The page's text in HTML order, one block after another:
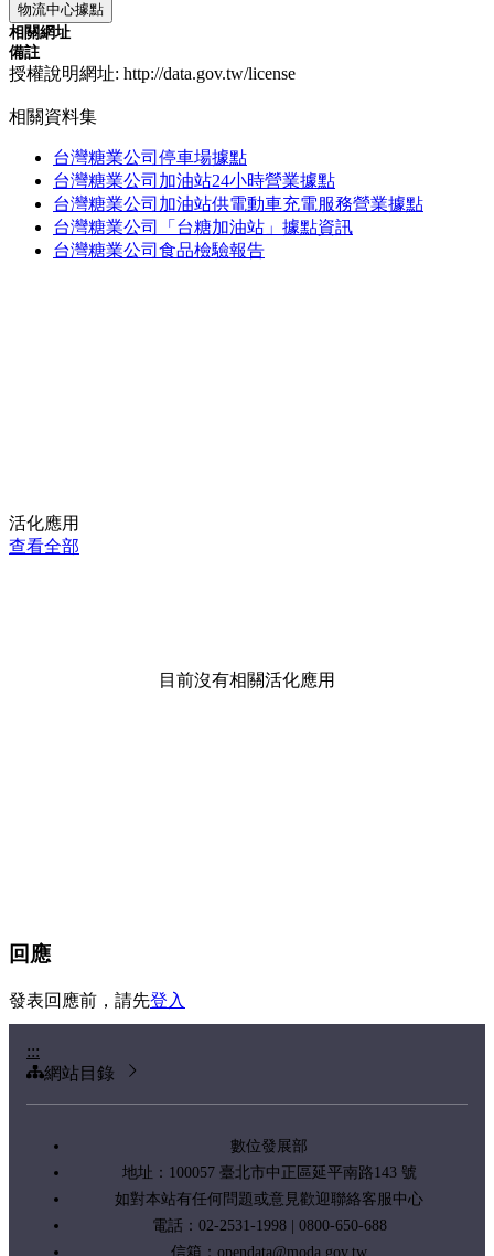
物流中心據點
相關網址
備註
授權說明網址: http://data.gov.tw/license
相關資料集
台灣糖業公司停車場據點
台灣糖業公司加油站24小時營業據點
台灣糖業公司加油站供電動車充電服務營業據點
台灣糖業公司「台糖加油站」據點資訊
台灣糖業公司食品檢驗報告
活化應用
查看全部
目前沒有相關活化應用
回應
發表回應前，請先登入
:::
網站目錄
數位發展部
地址：100057 臺北市中正區延平南路143 號
如對本站有任何問題或意見歡迎聯絡客服中心
電話：02-2531-1998 | 0800-650-688
信箱： opendata@moda.gov.tw